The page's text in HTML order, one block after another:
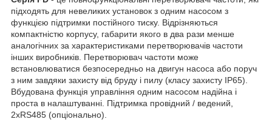
підходять для невеликих установок з одним насосом з
функцією підтримки постійного тиску. Відрізняються
компактністю корпусу, габарити якого в два рази менше
аналогічних за характеристиками перетворювачів частоти
інших виробників. Перетворювач частоти може
встановлюватися безпосередньо на двигун насоса або поруч
з ним завдяки захисту від бруду і пилу (класу захисту IP65).
Вбудована функція управління одним насосом надійна і
проста в налаштуванні. Підтримка провідний / ведений,
2хRS485 (опціонально).